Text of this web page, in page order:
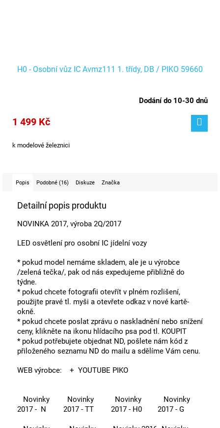
H0 - Osobní vůz IC Avmz111 1. třídy, DB / PIKO 59660
Dodání do 10-30 dnů
1 499 Kč
k modelové železnici
Popis Podobné (16) Diskuze Značka
Detailní popis produktu
NOVINKA 2017, výroba 2Q/2017
LED osvětlení pro osobní IC jídelní vozy
* pokud model nemáme skladem, ale je u výrobce
/zelená tečka/, pak od nás expedujeme přibližně do
týdne.
* pokud chcete fotografii otevřít v plném rozlišení,
použijte pravé tl. myši a otevřete odkaz v nové kartě-
okně.
* pokud chcete poslat zprávu o naskladnění nebo snížení
ceny, klikněte na ikonu hlídacího psa pod tl. KOUPIT
* pokud potřebujete objednat ND, pošlete nám kód z
přiloženého seznamu ND do mailu a sdělíme Vám cenu.
WEB výrobce: + YOUTUBE PIKO
Novinky
2017 - N
Novinky
2017 - TT
Novinky
2017 - H0
Novinky
2017 - G